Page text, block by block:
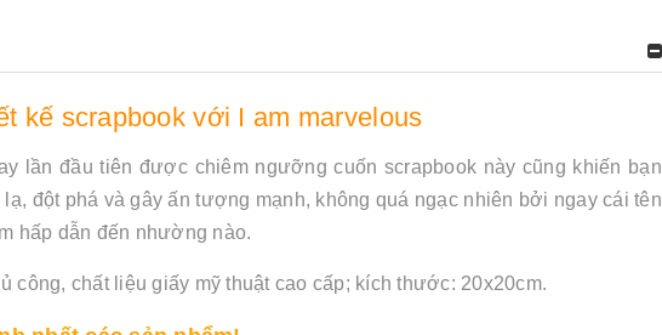
kế scrapbook với I am marvelous
lần đầu tiên được chiêm ngưỡng cuốn scrapbook này cũng khiến bạn
đột phá và gây ấn tượng mạnh, không quá ngạc nhiên bởi ngay cái tên
hấp dẫn đến nhường nào.
công, chất liệu giấy mỹ thuật cao cấp; kích thước: 20x20cm.